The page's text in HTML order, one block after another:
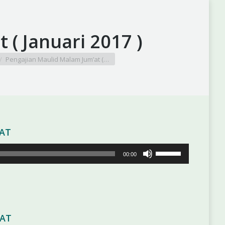
( Januari 2017 )
Pengajian Maulid Malam Jum’at (…
00:00
Anak